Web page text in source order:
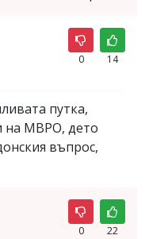
0 14
путка,
на МВРО, дето
въпрос,
0 22